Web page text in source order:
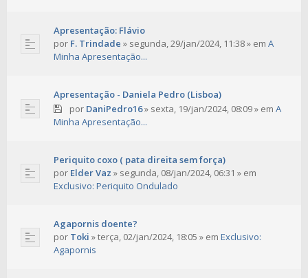
Apresentação: Flávio
por F. Trindade » segunda, 29/jan/2024, 11:38» em A
Minha Apresentação...
Apresentação - Daniela Pedro (Lisboa)
por DaniPedro16» sexta, 19/jan/2024, 08:09» em A
Minha Apresentação...
Periquito coxo ( pata direita sem força)
por Elder Vaz » segunda, 08/jan/2024, 06:31 » em
Exclusivo: Periquito Ondulado
Agapornis doente?
por Toki »terça, 02/jan/2024, 18:05 » em Exclusivo:
Agapornis